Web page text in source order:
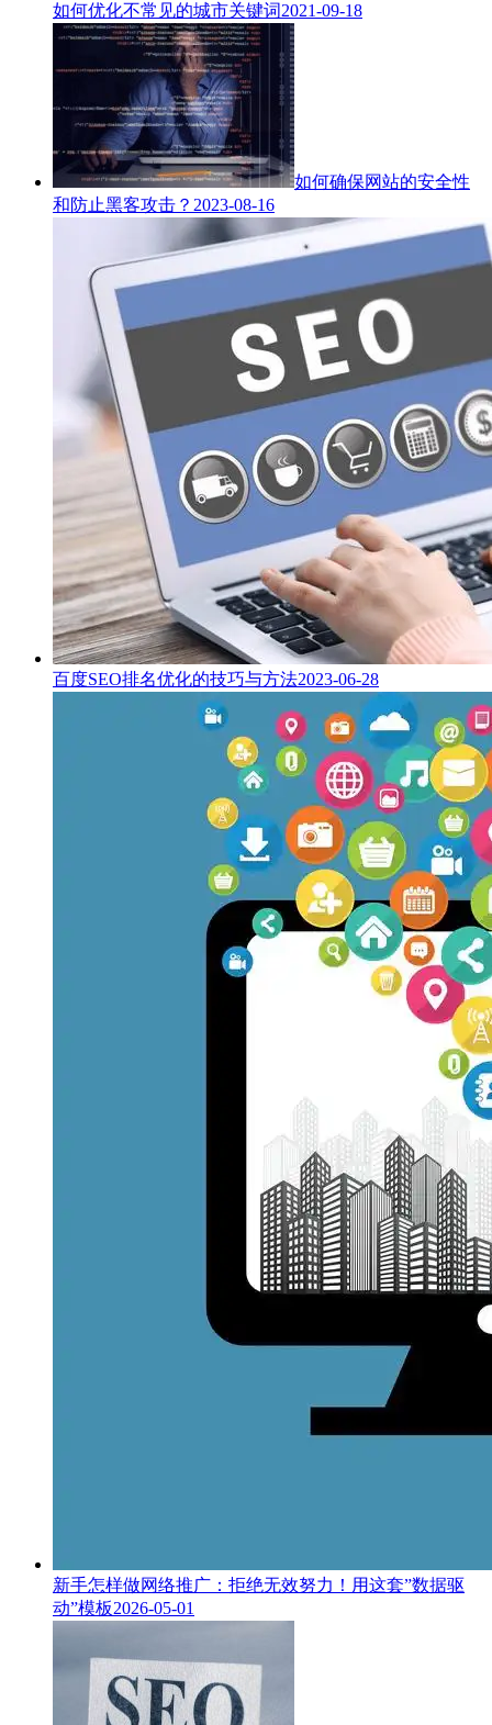
如何优化不常见的城市关键词2021-09-18
如何确保网站的安全性
和防止黑客攻击？ 2023-08-16
百度SEO排名优化的技巧与方法2023-06-28
新手怎样做网络推广：拒绝无效努力！用这套”数据驱
动”模板2026-05-01